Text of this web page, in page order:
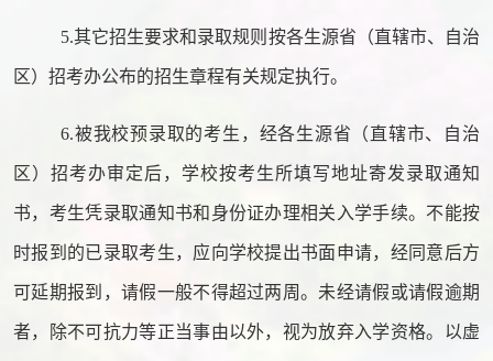
5.其它招生要求和录取规则按各生源省（直辖市、自治
区）招考办公布的招生章程有关规定执行。
6.被我校预录取的考生，经各生源省（直辖市、自治
区）招考办审定后，学校按考生所填写地址寄发录取通知
书，考生凭录取通知书和身份证办理相关入学手续。不能按
时报到的已录取考生，应向学校提出书面申请，经同意后方
可延期报到， 请假一般不得超过两周。未经请假或请假逾期
者，除不可抗力等正当事由以外，视为放弃入学资格。以虚